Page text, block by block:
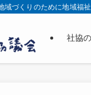
づくりのために地域福祉
社協